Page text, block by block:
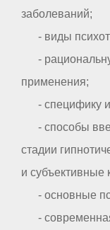
заболеваний;
- виды
-
применения;
- специфику и
- способы
стадии
и субъективные
- основные
- современная